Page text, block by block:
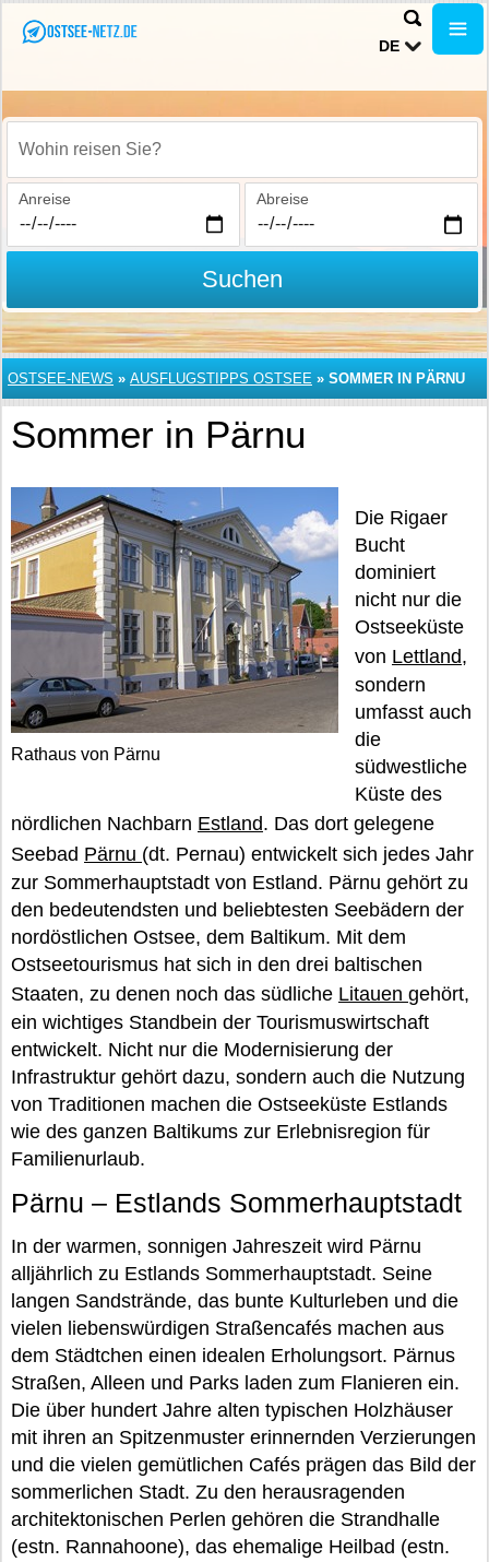
DE
Wohin reisen Sie?
Anreise Abreise
Suchen
OSTSEE-NEWS » AUSFLUGSTIPPS OSTSEE » SOMMER IN PÄRNU
Sommer in Pärnu
Rathaus von Pärnu
Die Rigaer
Bucht
dominiert
nicht nur die
Ostseeküste
von Lettland,
sondern
umfasst auch
die
südwestliche
Küste des
nördlichen Nachbarn Estland. Das dort gelegene
Seebad Pärnu (dt. Pernau) entwickelt sich jedes Jahr
zur Sommerhauptstadt von Estland. Pärnu gehört zu
den bedeutendsten und beliebtesten Seebädern der
nordöstlichen Ostsee, dem Baltikum. Mit dem
Ostseetourismus hat sich in den drei baltischen
Staaten, zu denen noch das südliche Litauen gehört,
ein wichtiges Standbein der Tourismuswirtschaft
entwickelt. Nicht nur die Modernisierung der
Infrastruktur gehört dazu, sondern auch die Nutzung
von Traditionen machen die Ostseeküste Estlands
wie des ganzen Baltikums zur Erlebnisregion für
Familienurlaub.
Pärnu – Estlands Sommerhauptstadt
In der warmen, sonnigen Jahreszeit wird Pärnu
alljährlich zu Estlands Sommerhauptstadt. Seine
langen Sandstrände, das bunte Kulturleben und die
vielen liebenswürdigen Straßencafés machen aus
dem Städtchen einen idealen Erholungsort. Pärnus
Straßen, Alleen und Parks laden zum Flanieren ein.
Die über hundert Jahre alten typischen Holzhäuser
mit ihren an Spitzenmuster erinnernden Verzierungen
und die vielen gemütlichen Cafés prägen das Bild der
sommerlichen Stadt. Zu den herausragenden
architektonischen Perlen gehören die Strandhalle
(estn. Rannahoone), das ehemalige Heilbad (estn.